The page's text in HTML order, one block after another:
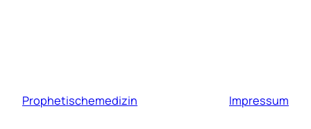
Prophetischemedizin Impressum